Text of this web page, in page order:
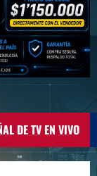
DE TV EN VIVO